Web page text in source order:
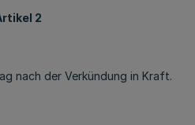
2
nach der Verkündung in Kraft.